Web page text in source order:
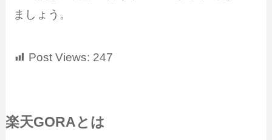
ましょう。
Post Views: 247
楽天GORAとは